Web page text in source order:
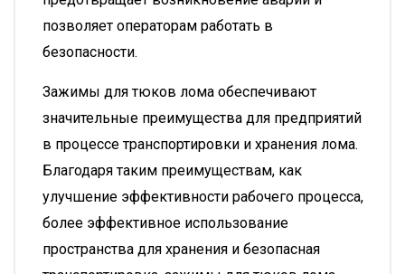
позволяет операторам работать в
безопасности.
Зажимы для тюков лома обеспечивают
значительные преимущества для предприятий
в процессе транспортировки и хранения лома.
Благодаря таким преимуществам, как
улучшение эффективности рабочего процесса,
более эффективное использование
пространства для хранения и безопасная